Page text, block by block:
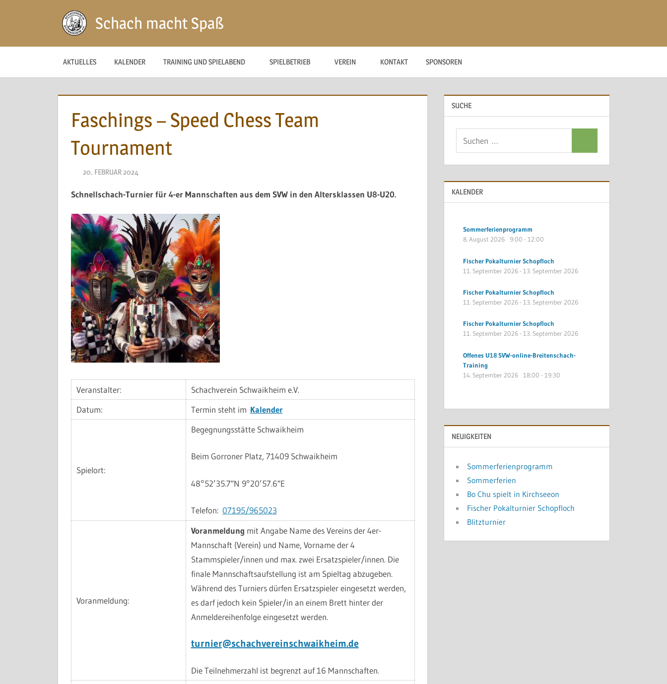
Schach macht Spaß
AKTUELLES KALENDER TRAINING UND SPIELABEND SPIELBETRIEB VEREIN KONTAKT SPONSOREN
Faschings – Speed Chess Team
Tournament
20. FEBRUAR 2024
Schnellschach-Turnier für 4-er Mannschaften aus dem SVW in den Altersklassen U8-U20.
Veranstalter:
Schachverein Schwaikheim e.V.
Datum:
Termin steht im Kalender
Spielort:
Begegnungsstätte Schwaikheim
Beim Gorroner Platz, 71409 Schwaikheim
48°52’35.7″N 9°20’57.6″E
Telefon: 07195/965023
Voranmeldung:
Voranmeldung mit Angabe Name des Vereins der 4er-
Mannschaft (Verein) und Name, Vorname der 4
Stammspieler/innen und max. zwei Ersatzspieler/innen. Die
finale Mannschaftsaufstellung ist am Spieltag abzugeben.
Während des Turniers dürfen Ersatzspieler eingesetzt werden,
es darf jedoch kein Spieler/in an einem Brett hinter der
Anmeldereihenfolge eingesetzt werden.
turnier@schachvereinschwaikheim.de
Die Teilnehmerzahl ist begrenzt auf 16 Mannschaften.
SUCHE
KALENDER
Sommerferienprogramm
8. August 2026
9:00 -12:00
Fischer Pokalturnier Schopfloch
11. September 2026-13. September 2026
Fischer Pokalturnier Schopfloch
11. September 2026-13. September 2026
Fischer Pokalturnier Schopfloch
11. September 2026-13. September 2026
Offenes U18 SVW-online-Breitenschach-
Training
14. September 2026
18:00 -19:30
NEUIGKEITEN
Sommerferienprogramm
Sommerferien
Bo Chu spielt in Kirchseeon
Fischer Pokalturnier Schopfloch
Blitzturnier